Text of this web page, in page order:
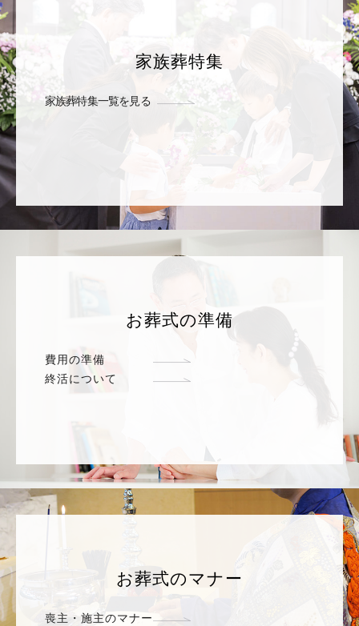
家族葬特集
家族葬特集一覧を見る
お葬式の準備
費用の準備
終活について
お葬式のマナー
喪主・施主のマナー